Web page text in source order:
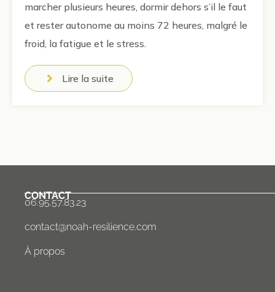
marcher plusieurs heures, dormir dehors s’il le faut
et rester autonome au moins 72 heures, malgré le
froid, la fatigue et le stress.
Lire la suite
CONTACT
06.95.57.83.23
contact@noah-resilience.com
À propos